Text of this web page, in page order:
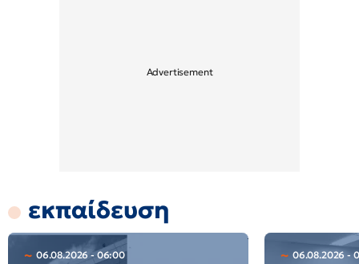
εκπαίδευση
06.08.2026 - 06:00 06.08.2026 -